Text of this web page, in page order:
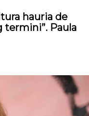
hauria de
termini”. Paula